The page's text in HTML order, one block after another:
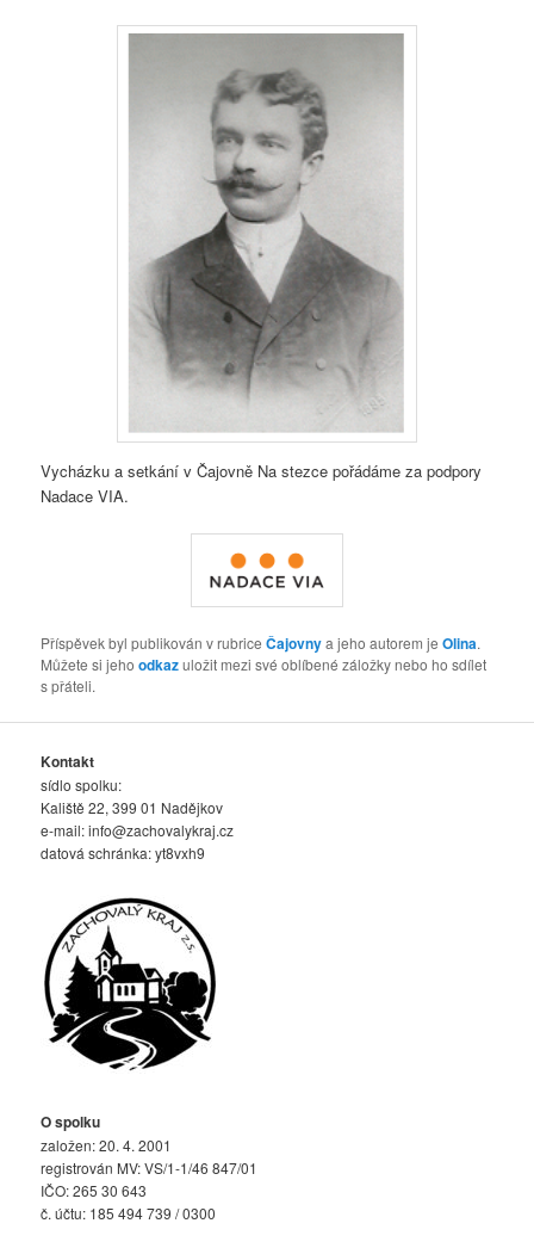
Vycházku a setkání v Čajovně Na stezce pořádáme za podpory
Nadace VIA.
Příspěvek byl publikován v rubriceČajovnya jeho autorem jeOlina.
Můžete si jehoodkazuložit mezi své oblíbené záložky nebo ho sdílet
s přáteli.
Kontakt
sídlo spolku:
Kaliště 22, 399 01 Nadějkov
e-mail:info@zachovalykraj.cz
datová schránka: yt8vxh9
O spolku
založen: 20. 4. 2001
registrován MV: VS/1-1/46 847/01
IČO: 265 30 643
č. účtu: 185 494 739 / 0300